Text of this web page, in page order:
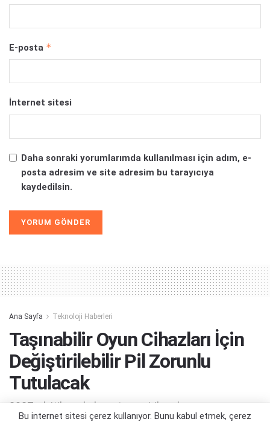
E-posta *
İnternet sitesi
Daha sonraki yorumlarımda kullanılması için adım, e-
posta adresim ve site adresim bu tarayıcıya
kaydedilsin.
Ana Sayfa Teknoloji Haberleri
Taşınabilir Oyun Cihazları İçin
Değiştirilebilir Pil Zorunlu
Tutulacak
2027 yılı itibarıyla hayata geçirilecek...
Bu internet sitesi çerez kullanıyor. Bunu kabul etmek, çerez